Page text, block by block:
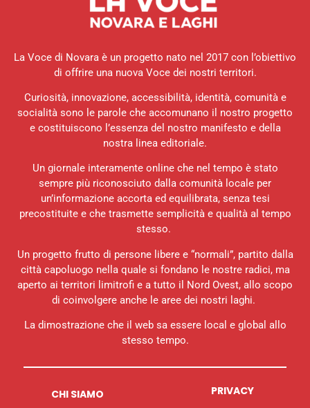
La Voce di Novara è un progetto nato nel 2017 con l’obiettivo
di offrire una nuova Voce dei nostri territori.
Curiosità, innovazione, accessibilità, identità, comunità e
socialità sono le parole che accomunano il nostro progetto
e costituiscono l’essenza del nostro manifesto e della
nostra linea editoriale.
Un giornale interamente online che nel tempo è stato
sempre più riconosciuto dalla comunità locale per
un’informazione accorta ed equilibrata, senza tesi
precostituite e che trasmette semplicità e qualità al tempo
stesso.
Un progetto frutto di persone libere e “normali”, partito dalla
città capoluogo nella quale si fondano le nostre radici, ma
aperto ai territori limitrofi e a tutto il Nord Ovest, allo scopo
di coinvolgere anche le aree dei nostri laghi.
La dimostrazione che il web sa essere local e global allo
stesso tempo.
CHI SIAMO PRIVACY